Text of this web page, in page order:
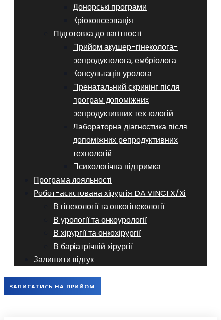
Донорські програми
Кріоконсервація
Підготовка до вагітності
Прийом акушер-гінеколога-
репродуктолога, ембріолога
Консультація уролога
Пренатальний скринінг після
програм допоміжних
репродуктивних технологій
​​Лабораторна діагностика після
допоміжних репродуктивних
технологій
​​Психологічна підтримка
Програма лояльності
Робот-асистована хірургія DA VINCI X/Xі
В гінекології та онкогінекології
В урології та онкоурології
В хірургії та онкохірургії
В баріатрічній хірургії
Залишити відгук
ЗАПИСАТИСЬ НА ПРИЙОМ